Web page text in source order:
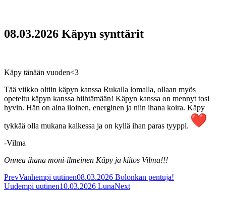
08.03.2026 Käpyn synttärit
Käpy tänään vuoden<3
Tää viikko oltiin käpyn kanssa Rukalla lomalla, ollaan myös
opeteltu käpyn kanssa hiihtämään! Käpyn kanssa on mennyt tosi
hyvin. Hän on aina iloinen, energinen ja niin ihana koira. Käpy
tykkää olla mukana kaikessa ja on kyllä ihan paras tyyppi.
-Vilma
Onnea ihana moni-ilmeinen Käpy ja kiitos Vilma!!!
PrevVanhempi uutinen08.03.2026 Bolonkan pentuja!
Uudempi uutinen10.03.2026 LunaNext